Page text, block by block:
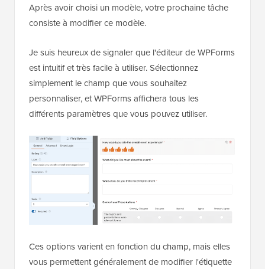
Après avoir choisi un modèle, votre prochaine tâche
consiste à modifier ce modèle.
Je suis heureux de signaler que l'éditeur de WPForms
est intuitif et très facile à utiliser. Sélectionnez
simplement le champ que vous souhaitez
personnaliser, et WPForms affichera tous les
différents paramètres que vous pouvez utiliser.
Ces options varient en fonction du champ, mais elles
vous permettent généralement de modifier l'étiquette